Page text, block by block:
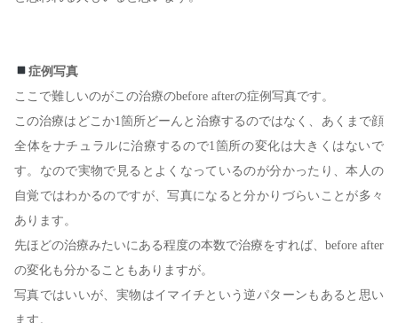
症例写真
ここで難しいのがこの治療のbefore afterの症例写真です。
この治療はどこか1箇所どーんと治療するのではなく、あくまで顔
全体をナチュラルに治療するので1箇所の変化は大きくはないで
す。なので実物で見るとよくなっているのが分かったり、本人の
自覚ではわかるのですが、写真になると分かりづらいことが多々
あります。
先ほどの治療みたいにある程度の本数で治療をすれば、before after
の変化も分かることもありますが。
写真ではいいが、実物はイマイチという逆パターンもあると思い
ます。